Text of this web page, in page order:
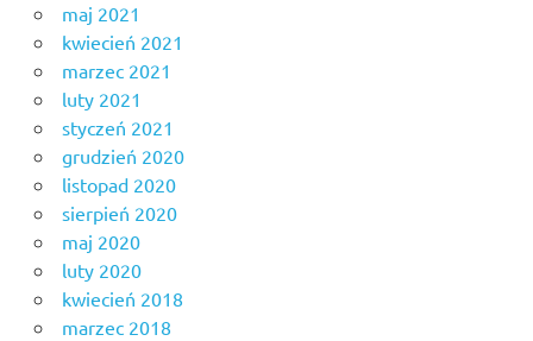
maj 2021
kwiecień 2021
marzec 2021
luty 2021
styczeń 2021
grudzień 2020
listopad 2020
sierpień 2020
maj 2020
luty 2020
kwiecień 2018
marzec 2018